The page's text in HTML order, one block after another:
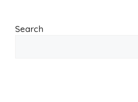
Search